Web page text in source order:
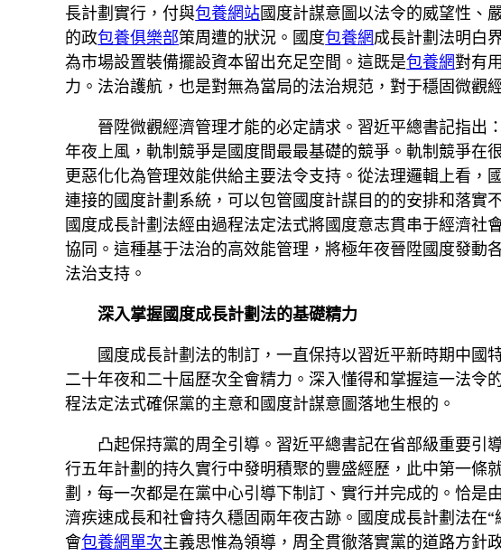
長計劃實行，付與包養網站國度計謀意圖以法令的威望性、
的政包養俱樂部策周遭的狀況。國度包養網成長計劃法明白
為市場設置裝備擺設資本留出充足空間。這既是包養網對有
力。法治護航，也是對無為當局的法治規范，對于穩固微觀
晉陞微觀經濟管理才能的必定請求。習近平總書記指出
年夜上風，軌制競爭是國度間最最基礎的競爭。軌制競爭在
更惡化化為管理效能供給主要法令支持。從法理邏輯上看
連接的國度計劃系統，可以包管國度計謀目的的安排和落實
國度成長計劃法經由過程法定法式將國度意志貫串于經濟
協同。這種基于法治的高效能管理，將極年夜晉陞國度發動
法治支持。
深入掌握國度成長計劃法的基礎精力
國度成長計劃法的制訂，一直保持以習近平新時期中
二十年夜和二十屆歷次全會精力。深入懂得和掌握這一法
程法定法式確保黨的主意和國度計謀意圖落地生根的。
凸起保持黨的周全引導。習近平總書記在省部級重要引
行五年計劃的持久實行中發明積聚的豐盛經歷，此中第一條
劃，每一次都是在黨中心引導下制訂、實行并完成的。恰是
濟疾速成長和社會持久穩固兩年夜古跡。國度成長計劃法在
會包養網單次主義思惟為領導，周全貫徹落實黨的道路方針